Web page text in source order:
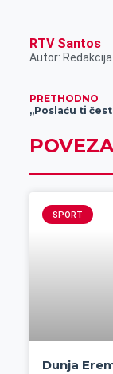
RTV Santos
Autor:
PRETHODNO
SPORT
Dunja